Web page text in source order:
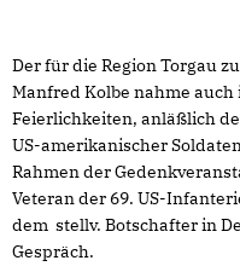
Der für die Region Torgau
Manfred Kolbe nahme
Feierlichkeiten, anläßlich
US-amerikanischer
Rahmen der
Veteran der 69. US-
dem stellv. Botschafter in
Gespräch.